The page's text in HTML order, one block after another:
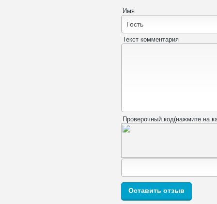
Имя
Текст комментария
Проверочный код(нажмите на